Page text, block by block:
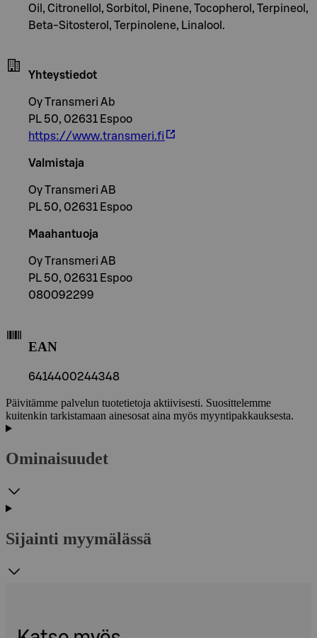
Oil, Citronellol, Sorbitol, Pinene, Tocopherol, Terpineol,
Beta-Sitosterol, Terpinolene, Linalool.
Yhteystiedot
Oy Transmeri Ab
PL 50, 02631 Espoo
https://www.transmeri.fi
Valmistaja
Oy Transmeri AB
PL 50, 02631 Espoo
Maahantuoja
Oy Transmeri AB
PL 50, 02631 Espoo
080092299
EAN
6414400244348
Päivitämme palvelun tuotetietoja aktiivisesti. Suosittelemme
kuitenkin tarkistamaan ainesosat aina myös myyntipakkauksesta.
Ominaisuudet
Sijainti myymälässä